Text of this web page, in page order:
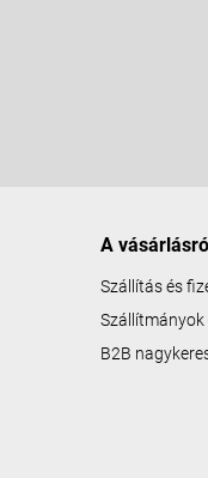
A
Szállítás és
B2B